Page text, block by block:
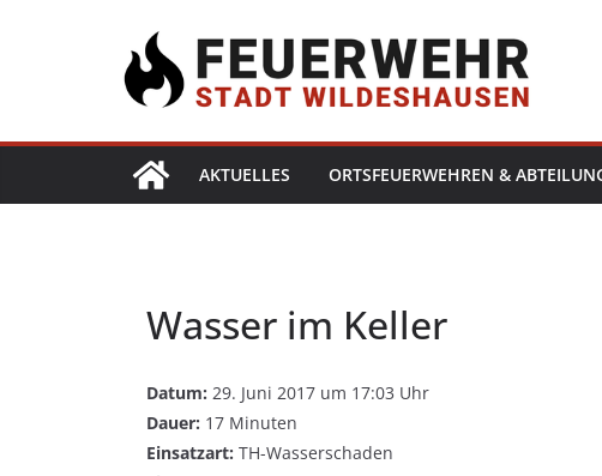
AKTUELLES ORTSFEUERWEHREN &
Wasser im Keller
Datum: 29. Juni 2017 um 17:03 Uhr
Dauer: 17 Minuten
Einsatzart: TH-Wasserschaden